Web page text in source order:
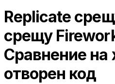
Replicate
срещу
Сравнение на
отворен код